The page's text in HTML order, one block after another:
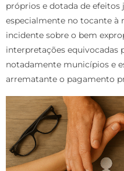
próprios e dotada de efeitos
especialmente no tocante à
incidente sobre o bem
interpretações equivocadas
notadamente municípios e
arrematante o pagamento